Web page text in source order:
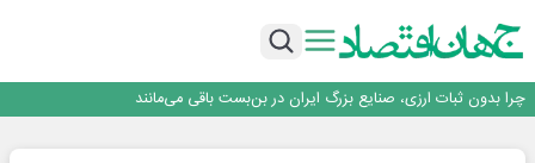
روزنامه ۱۷ مرداد
چرا بدون ثبات ارزی، صنایع بزرگ ایران در بن‌بست باقی می‌مانند